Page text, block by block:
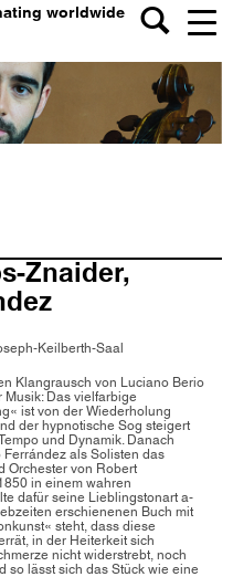
worldwide
Znaider,
Keilberth-Saal
Klangrausch von Luciano Berio
Das vielfarbige
ist von der Wiederholung
der hypnotische Sog steigert
und Dynamik. Danach
als Solisten das
Orchester von Robert
in einem wahren
dafür seine Lieblingstonart a-
erschienenen Buch mit
steht, dass diese
in der Heiterkeit sich
nicht widerstrebt, noch
so lässt sich das Stück wie eine